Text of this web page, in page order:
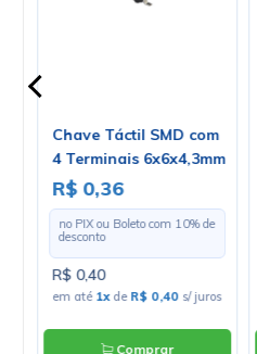
Chave Táctil SMD com
4 Terminais 6x6x4,3mm
180º - KFC-A06
R$ 0,36
no PIX ou Boleto com 10% de
desconto
R$ 0,40
em até 1xde R$ 0,40 s/ juros
Comprar